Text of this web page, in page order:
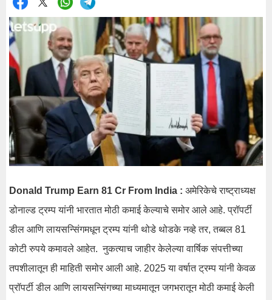
Donald Trump Earn 81 Cr From India : अमेरिकेचे राष्ट्राध्यक्ष
डोनाल्ड ट्रम्प यांनी भारतात मोठी कमाई केल्याचे समोर आले आहे. प्रॉपर्टी
डील आणि लायसन्सिंगमधून ट्रम्प यांनी थोडे थोडके नव्हे तर, तब्बल 81
कोटी रुपये कमावले आहेत. नुकत्याच जाहीर केलेल्या वार्षिक संपत्तीच्या
तपशीलातून ही माहिती समोर आली आहे. 2025 या वर्षात ट्रम्प यांनी केवळ
प्रॉपर्टी डील आणि लायसन्सिंगच्या माध्यमातून जगभरातून मोठी कमाई केली